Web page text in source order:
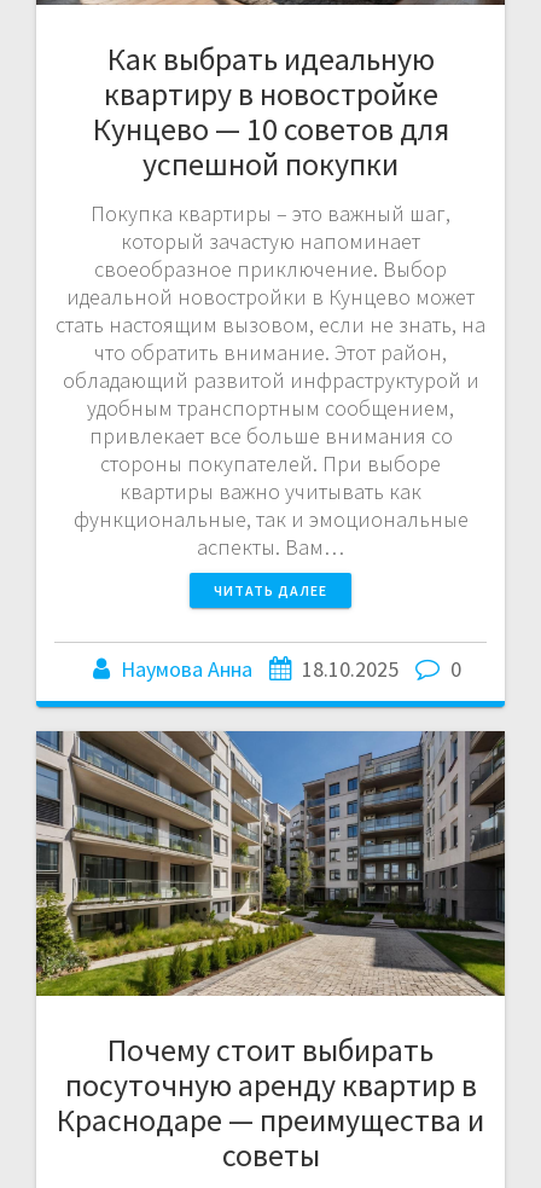
Как выбрать идеальную
квартиру в новостройке
Кунцево — 10 советов для
успешной покупки
Покупка квартиры – это важный шаг,
который зачастую напоминает
своеобразное приключение. Выбор
идеальной новостройки в Кунцево может
стать настоящим вызовом, если не знать, на
что обратить внимание. Этот район,
обладающий развитой инфраструктурой и
удобным транспортным сообщением,
привлекает все больше внимания со
стороны покупателей. При выборе
квартиры важно учитывать как
функциональные, так и эмоциональные
аспекты. Вам…
ЧИТАТЬ ДАЛЕЕ
Наумова Анна 18.10.2025 0
Почему стоит выбирать
посуточную аренду квартир в
Краснодаре — преимущества и
советы